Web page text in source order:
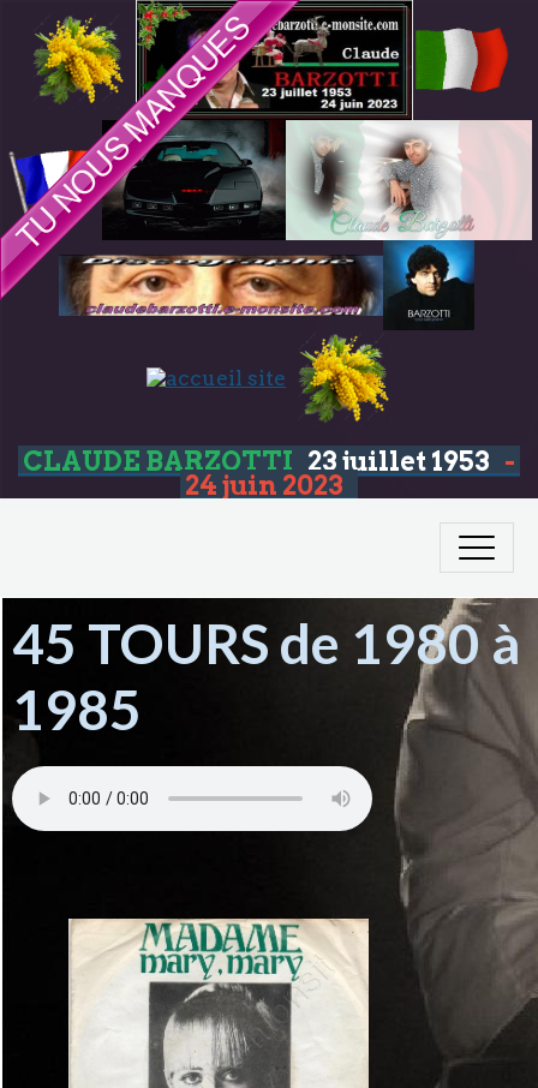
CLAUDE BARZOTTI 23 juillet 1953 -
24 juin 2023
45 TOURS de 1980 à
1985